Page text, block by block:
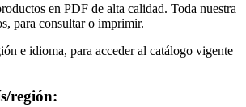
en PDF de alta calidad. Toda nuestra
para consultar o imprimir.
e idioma, para acceder al catálogo vigente
región: